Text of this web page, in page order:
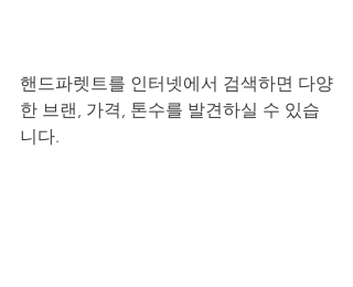
핸드파렛트를 인터넷에서 검색하면 다양
한 브랜, 가격, 톤수를 발견하실 수 있습
니다.